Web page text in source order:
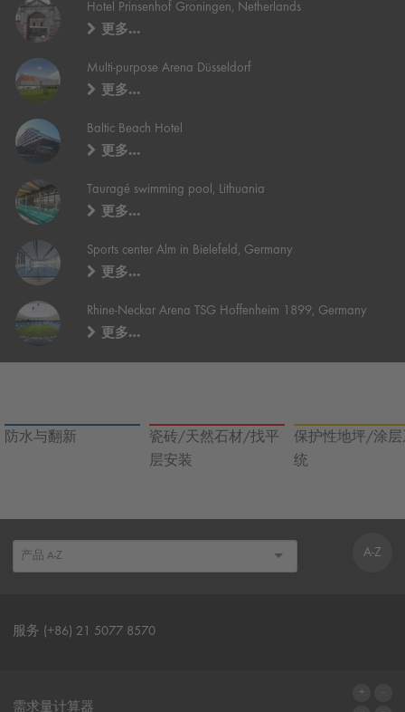
Hotel Prinsenhof Groningen, Netherlands
更多…
Multi-purpose Arena Düsseldorf
更多…
Baltic Beach Hotel
更多…
Tauragé swimming pool, Lithuania
更多…
Sports center Alm in Bielefeld, Germany
更多…
Rhine-Neckar Arena TSG Hoffenheim 1899, Germany
更多…
防水与翻新
瓷砖/天然石材/找平
层安装
保护性地坪/涂层
统
A-Z
服务 (+86) 21 5077 8570
需求量计算器